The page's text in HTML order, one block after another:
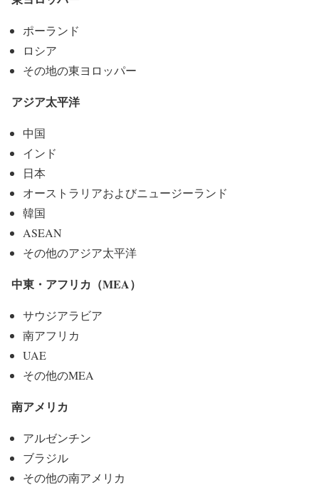
ポーランド
ロシア
その地の東ヨロッパー
アジア太平洋
中国
インド
日本
オーストラリアおよびニュージーランド
韓国
ASEAN
その他のアジア太平洋
中東・アフリカ（MEA）
サウジアラビア
南アフリカ
UAE
その他のMEA
南アメリカ
アルゼンチン
ブラジル
その他の南アメリカ